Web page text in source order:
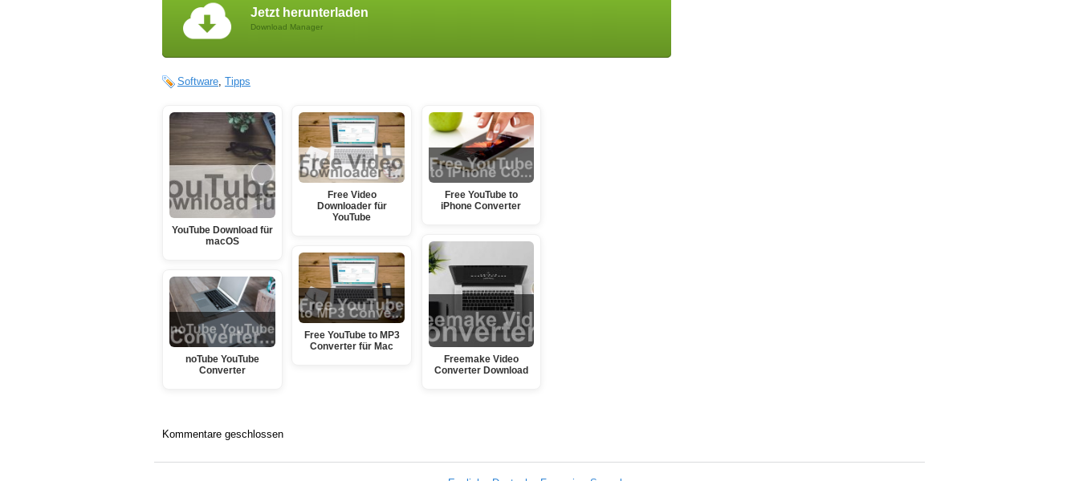
Jetzt herunterladen
Download Manager
Software Tipps
YouTube Download für
macOS
noTube YouTube
Converter
Free Video
Downloader für
YouTube
Free YouTube to MP3
Converter für Mac
Free YouTube to
iPhone Converter
Freemake Video
Converter Download
Kommentare geschlossen